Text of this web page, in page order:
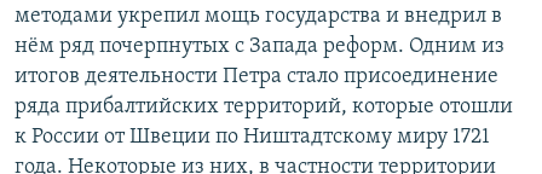
методами укрепил мощь государства и внедрил в
нём ряд почерпнутых с Запада реформ. Одним из
итогов деятельности Петра стало присоединение
ряда прибалтийских территорий, которые отошли
к России от Швеции по Ништадтскому миру 1721
года. Некоторые из них, в частности территории